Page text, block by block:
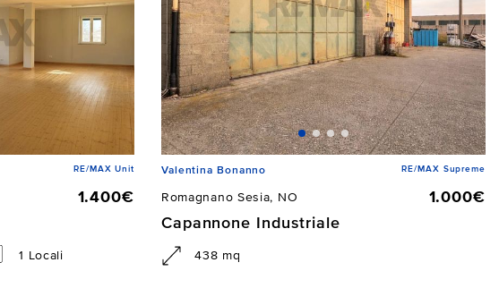
RE/MAX Unit
1.400€
1 Locali
Valentina Bonanno RE/MAX Supreme
Romagnano Sesia, NO
1.000€
Capannone Industriale
438 mq